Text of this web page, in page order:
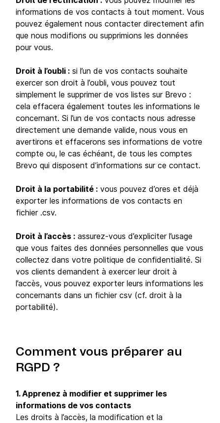
informations de vos contacts à tout moment. Vous
pouvez également nous contacter directement afin
que nous modifions ou supprimions les données
pour vous.
Droit à l’oubli : si l’un de vos contacts souhaite
exercer son droit à l’oubli, vous pouvez tout
simplement le supprimer de vos listes sur Brevo :
cela effacera également toutes les informations le
concernant. Si l’un de vos contacts nous adresse
directement une demande valide, nous vous en
avertirons et effacerons ses informations de votre
compte ou, le cas échéant, de tous les comptes
Brevo qui disposent d’informations sur ce contact.
Droit à la portabilité : vous pouvez d’ores et déjà
exporter les informations de vos contacts en
fichier .csv.
Droit à l’accès : assurez-vous d’expliciter l’usage
que vous faites des données personnelles que vous
collectez dans votre politique de confidentialité. Si
vos clients demandent à exercer leur droit à
l’accès, vous pouvez exporter leurs informations les
concernants dans un fichier csv (cf. droit à la
portabilité).
Comment vous préparer au
RGPD ?
1. Apprenez à modifier et supprimer les
informations de vos contacts
Les droits à l’accès, la modification et la